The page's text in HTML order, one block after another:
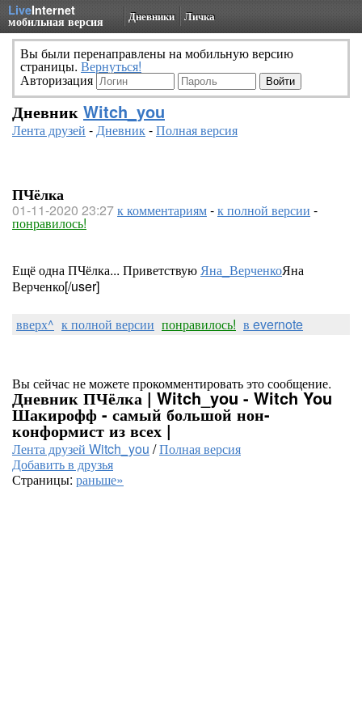
LiveInternet
мобильная версия Дневники Личка
Вы были перенаправлены на мобильную версию
страницы. Вернуться!
Авторизация
Дневник Witch_you
Лента друзей -Дневник-Полная версия
ПЧёлка
01-11-2020 23:27к комментариям-к полной версии -
понравилось!
Ещё одна ПЧёлка... ПриветствуюЯна_ВерченкоЯна
Верченко[/user]
вверх^ к полной версии понравилось! в evernote
Вы сейчас не можете прокомментировать это сообщение.
Дневник ПЧёлка | Witch_you - Witch You
Шакирофф - самый большой нон-
конформист из всех |
Лента друзей Witch_you /Полная версия
Добавить в друзья
Страницы: раньше»